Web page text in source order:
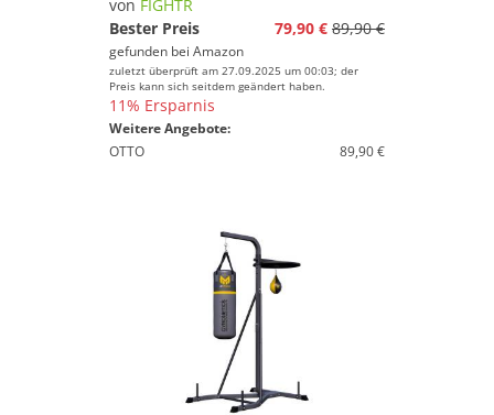
von FIGHTR
Bester Preis
79,90 € 89,90 €
gefunden bei Amazon
zuletzt überprüft am 27.09.2025 um 00:03; der
Preis kann sich seitdem geändert haben.
11% Ersparnis
Weitere Angebote:
OTTO
89,90 €